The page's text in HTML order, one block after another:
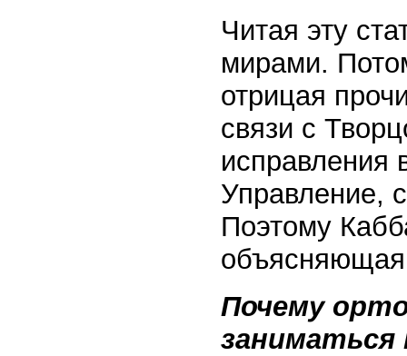
Читая эту
мирами.
отрицая
связи с
Управление,
Поэтому
Почему
заниматься